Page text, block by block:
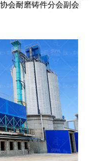
会耐磨铸件分会副会